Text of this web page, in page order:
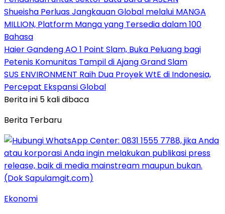
Shueisha Perluas Jangkauan Global melalui MANGA
MILLION, Platform Manga yang Tersedia dalam 100
Bahasa
Haier Gandeng AO 1 Point Slam, Buka Peluang bagi
Petenis Komunitas Tampil di Ajang Grand Slam
SUS ENVIRONMENT Raih Dua Proyek WtE di Indonesia,
Percepat Ekspansi Global
Berita ini 5 kali dibaca
Berita Terbaru
Ekonomi